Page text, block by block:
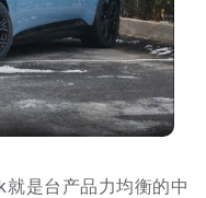
是台产品力均衡的中